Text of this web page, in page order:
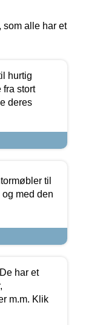
, som alle har et
hurtig
fra stort
deres
til
med den
har et
m.m. Klik